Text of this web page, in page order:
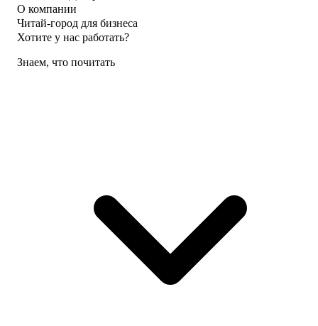
О компании
Читай-город для бизнеса
Хотите у нас работать?
Знаем, что почитать